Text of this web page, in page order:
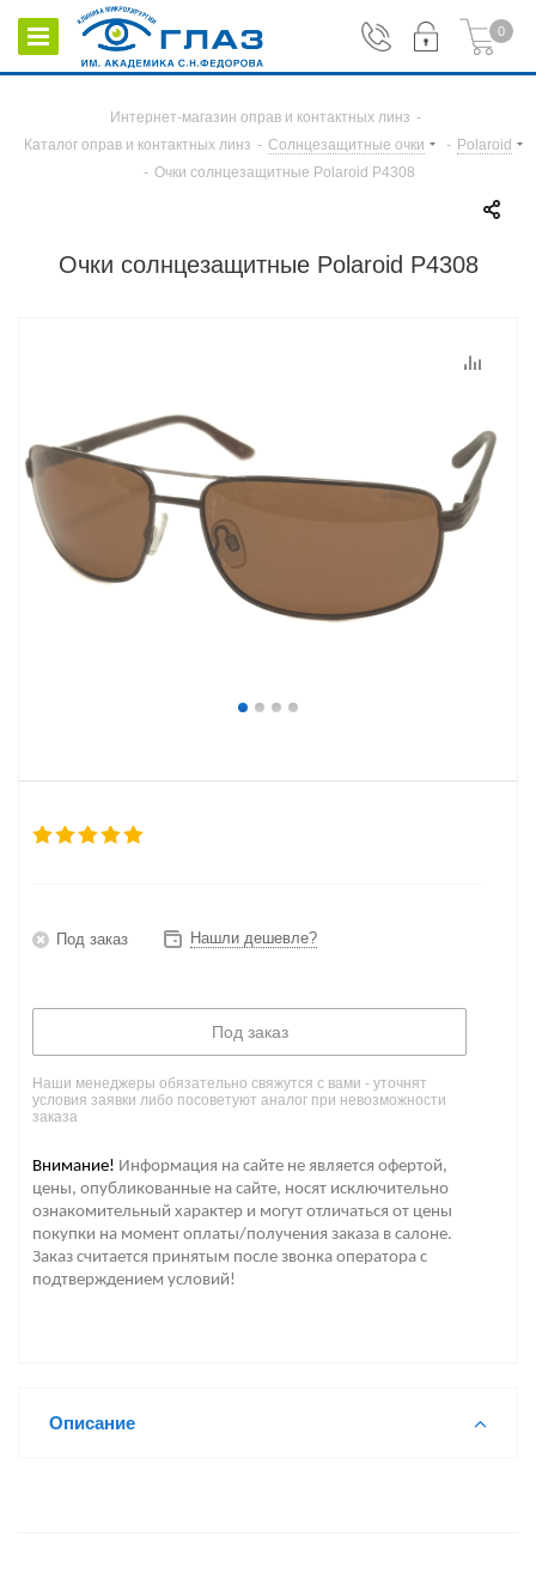
0
Интернет-магазин оправ и контактных линз -
Каталог оправ и контактных линз - Солнцезащитные очки - Polaroid
- Очки солнцезащитные Polaroid P4308
Очки солнцезащитные Polaroid P4308
Под заказ Нашли дешевле?
Под заказ
Наши менеджеры обязательно свяжутся с вами - уточнят
условия заявки либо посоветуют аналог при невозможности
заказа
Внимание! Информация на сайте не является офертой,
цены, опубликованные на сайте, носят исключительно
ознакомительный характер и могут отличаться от цены
покупки на момент оплаты/получения заказа в салоне.
Заказ считается принятым после звонка оператора с
подтверждением условий!
Описание